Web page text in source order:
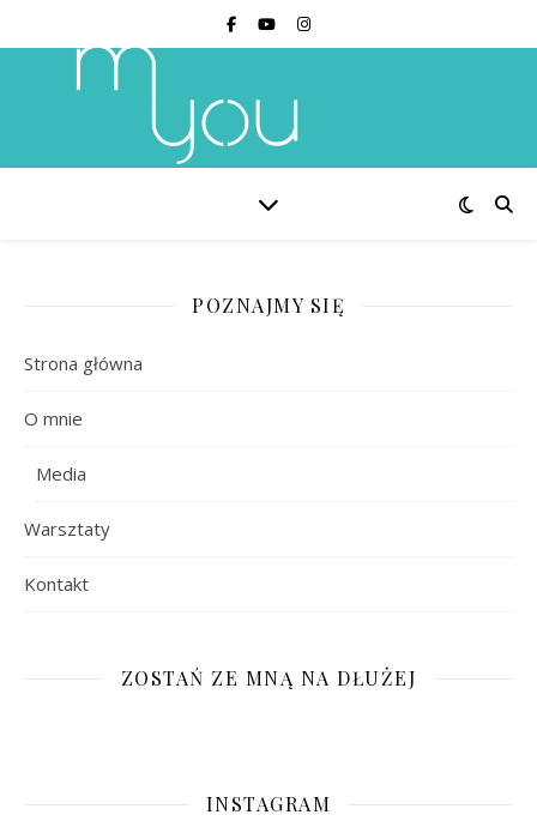
POZNAJMY SIĘ
Strona główna
O mnie
Media
Warsztaty
Kontakt
ZOSTAŃ ZE MNĄ NA DŁUŻEJ
INSTAGRAM